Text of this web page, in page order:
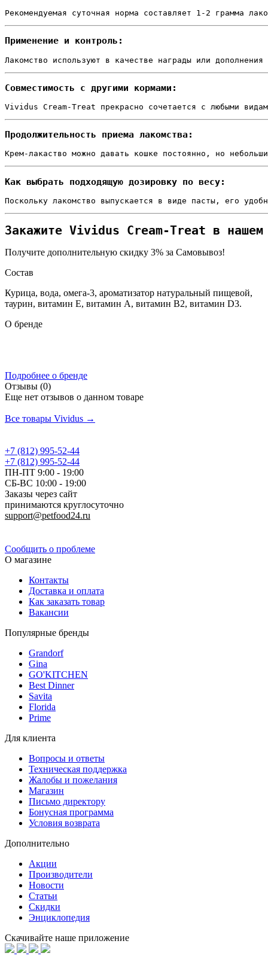
Рекомендуемая суточная норма составляет 1-2 грамма
Применение и контроль:
Лакомство используют в качестве награды или
Совместимость с другими кормами:
Vividus Cream-Treat прекрасно сочетается с любыми
Продолжительность приема лакомства:
Крем-лакаство можно давать кошке постоянно, но
Как выбрать подходящую дозировку по весу:
Поскольку лакомство выпускается в виде пасты, его
Закажите Vividus Cream-Treat в
Получите дополнительную скидку 3% за Самовывоз!
Состав
Курица, вода, омега-3, ароматизатор натуральный пищевой,
таурин, витамин Е, витамин А, витамин В2, витамин D3.
О бренде
Подробнее о бренде
Отзывы (0)
Еще нет отзывов о данном товаре
Все товары Vividus →
+7 (812) 995-52-44
+7 (812) 995-52-44
ПН-ПТ 9:00 - 19:00
СБ-ВС 10:00 - 19:00
Заказы через сайт
принимаются круглосуточно
support@petfood24.ru
Сообщить о проблеме
О магазине
Контакты
Доставка и оплата
Как заказать товар
Вакансии
Популярные бренды
Grandorf
Gina
GO'KITCHEN
Best Dinner
Savita
Florida
Prime
Для клиента
Вопросы и ответы
Техническая поддержка
Жалобы и пожелания
Магазин
Письмо директору
Бонусная программа
Условия возврата
Дополнительно
Акции
Производители
Новости
Статьи
Скидки
Энциклопедия
Скачивайте наше приложение